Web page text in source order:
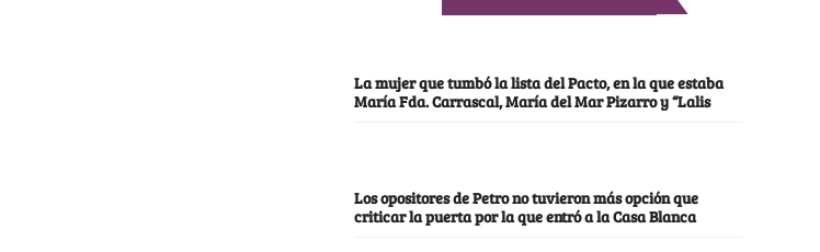
La mujer que tumbó la lista del Pacto, en la que estaba
María Fda. Carrascal, María del Mar Pizarro y “Lalis
Los opositores de Petro no tuvieron más opción que
criticar la puerta por la que entró a la Casa Blanca